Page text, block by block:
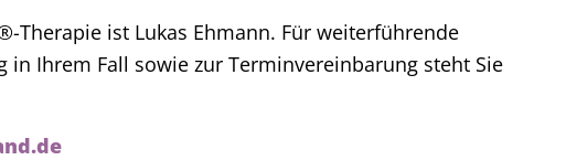
Therapie ist Lukas Ehmann. Für weiterführende
Ihrem Fall sowie zur Terminvereinbarung steht Sie